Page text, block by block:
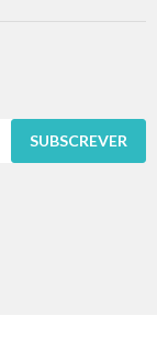
SUBSCREVER